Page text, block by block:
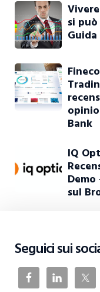
si
Bank
IQ
sul
Seguici sui